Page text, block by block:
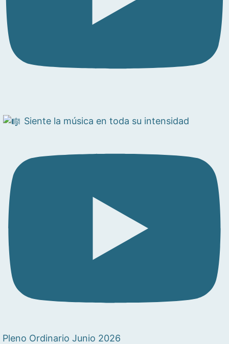
Siente la música en toda su intensidad
Pleno Ordinario Junio 2026